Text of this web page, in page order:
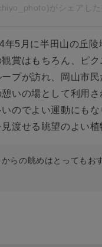
がシェアした
年5月に半田山の丘陵
賞はもちろん、ピ
プが訪れ、岡山市民
いの場として利用さ
のでよい運動にもな
渡せる眺望のよい植
からの眺めはとってもお